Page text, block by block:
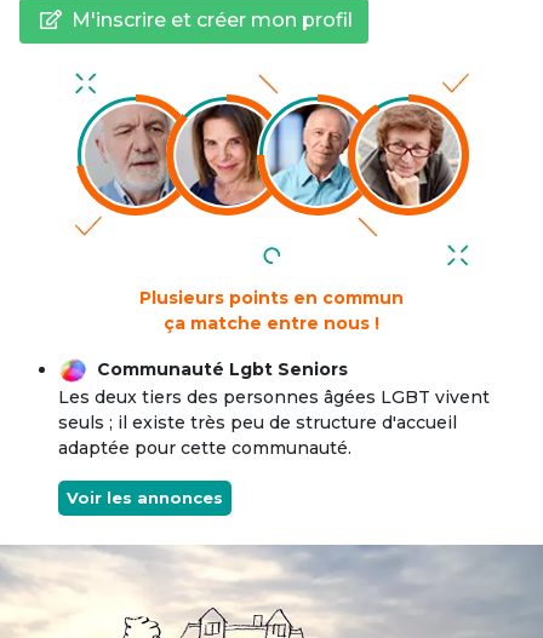
M'inscrire et créer mon profil
Plusieurs points en commun
ça matche entre nous !
Communauté Lgbt Seniors
Les deux tiers des personnes âgées LGBT vivent
seuls ; il existe très peu de structure d'accueil
adaptée pour cette communauté.
Voir les annonces